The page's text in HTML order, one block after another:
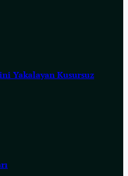
Yakalayan Kusursuz